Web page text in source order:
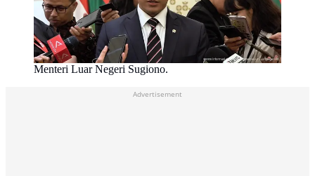
Menteri Luar Negeri Sugiono.
Advertisement